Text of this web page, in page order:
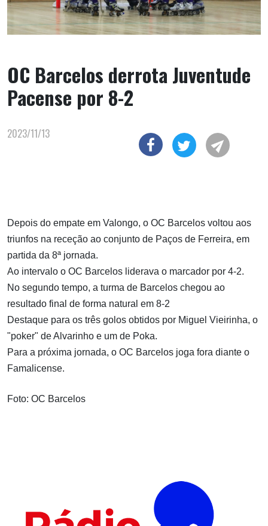
OC Barcelos derrota Juventude
Pacense por 8-2
2023/11/13
Depois do empate em Valongo, o OC Barcelos voltou aos
triunfos na receção ao conjunto de Paços de Ferreira, em
partida da 8ª jornada.
Ao intervalo o OC Barcelos liderava o marcador por 4-2.
No segundo tempo, a turma de Barcelos chegou ao
resultado final de forma natural em 8-2
Destaque para os três golos obtidos por Miguel Vieirinha, o
"poker" de Alvarinho e um de Poka.
Para a próxima jornada, o OC Barcelos joga fora diante o
Famalicense.
Foto: OC Barcelos